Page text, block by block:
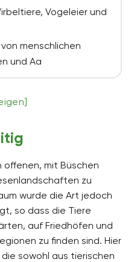
Vogeleier und
menschlichen
und Aa
offenen, mit Büschen
zu
wurde die Art jedoch
so dass die Tiere
auf Friedhöfen und
zu finden sind. Hier
sowohl aus tierischen